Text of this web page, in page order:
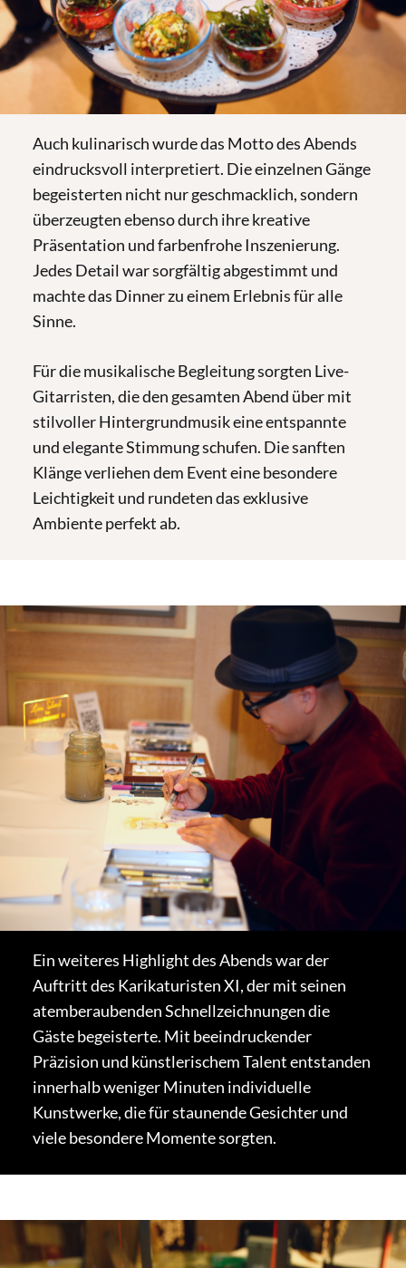
Auch kulinarisch wurde das Motto des Abends
eindrucksvoll interpretiert. Die einzelnen Gänge
begeisterten nicht nur geschmacklich, sondern
überzeugten ebenso durch ihre kreative
Präsentation und farbenfrohe Inszenierung.
Jedes Detail war sorgfältig abgestimmt und
machte das Dinner zu einem Erlebnis für alle
Sinne.
Für die musikalische Begleitung sorgten Live-
Gitarristen, die den gesamten Abend über mit
stilvoller Hintergrundmusik eine entspannte
und elegante Stimmung schufen. Die sanften
Klänge verliehen dem Event eine besondere
Leichtigkeit und rundeten das exklusive
Ambiente perfekt ab.
Ein weiteres Highlight des Abends war der
Auftritt des Karikaturisten XI, der mit seinen
atemberaubenden Schnellzeichnungen die
Gäste begeisterte. Mit beeindruckender
Präzision und künstlerischem Talent entstanden
innerhalb weniger Minuten individuelle
Kunstwerke, die für staunende Gesichter und
viele besondere Momente sorgten.